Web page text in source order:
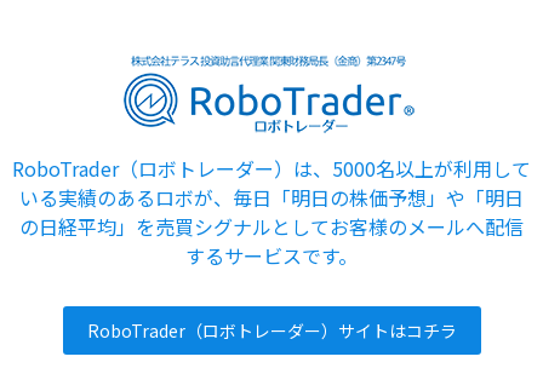
RoboTrader（ロボトレーダー）は、5000名以上が利用して
いる実績のあるロボが、毎日「明日の株価予想」や「明日
の日経平均」を売買シグナルとしてお客様のメールへ配信
するサービスです。
RoboTrader（ロボトレーダー）サイトはコチラ